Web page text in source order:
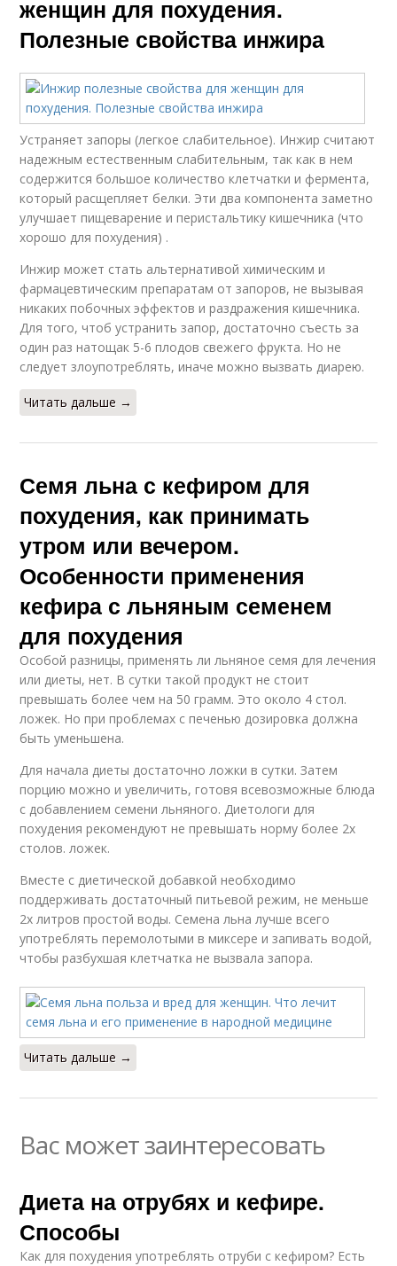
женщин для похудения.
Полезные свойства инжира
Устраняет запоры (легкое слабительное). Инжир считают
надежным естественным слабительным, так как в нем
содержится большое количество клетчатки и фермента,
который расщепляет белки. Эти два компонента заметно
улучшает пищеварение и перистальтику кишечника (что
хорошо для похудения) .
Инжир может стать альтернативой химическим и
фармацевтическим препаратам от запоров, не вызывая
никаких побочных эффектов и раздражения кишечника.
Для того, чтоб устранить запор, достаточно съесть за
один раз натощак 5-6 плодов свежего фрукта. Но не
следует злоупотреблять, иначе можно вызвать диарею.
Читать дальше →
Семя льна с кефиром для
похудения, как принимать
утром или вечером.
Особенности применения
кефира с льняным семенем
для похудения
Особой разницы, применять ли льняное семя для лечения
или диеты, нет. В сутки такой продукт не стоит
превышать более чем на 50 грамм. Это около 4 стол.
ложек. Но при проблемах с печенью дозировка должна
быть уменьшена.
Для начала диеты достаточно ложки в сутки. Затем
порцию можно и увеличить, готовя всевозможные блюда
с добавлением семени льняного. Диетологи для
похудения рекомендуют не превышать норму более 2х
столов. ложек.
Вместе с диетической добавкой необходимо
поддерживать достаточный питьевой режим, не меньше
2х литров простой воды. Семена льна лучше всего
употреблять перемолотыми в миксере и запивать водой,
чтобы разбухшая клетчатка не вызвала запора.
Читать дальше →
Вас может заинтересовать
Диета на отрубях и кефире.
Способы
Как для похудения употреблять отруби с кефиром? Есть